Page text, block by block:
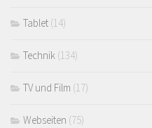
Tablet (14)
Technik (134)
TV und Film (17)
Webseiten (75)